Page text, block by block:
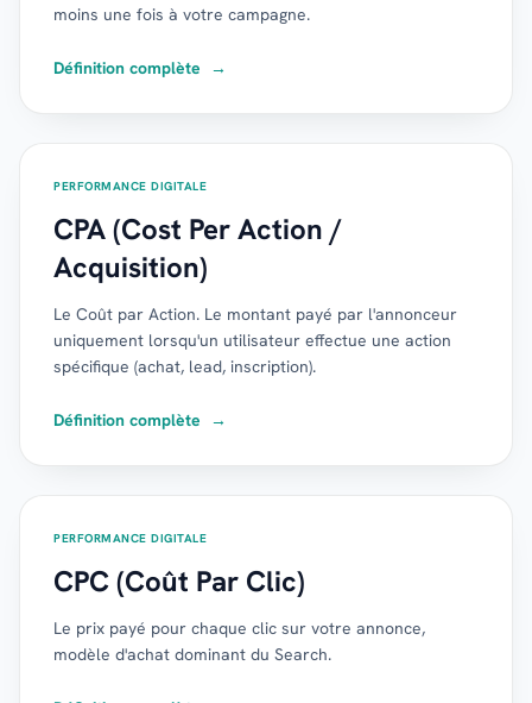
moins une fois à votre campagne.
Définition complète →
PERFORMANCE DIGITALE
CPA (Cost Per Action /
Acquisition)
Le Coût par Action. Le montant payé par l'annonceur
uniquement lorsqu'un utilisateur effectue une action
spécifique (achat, lead, inscription).
Définition complète →
PERFORMANCE DIGITALE
CPC (Coût Par Clic)
Le prix payé pour chaque clic sur votre annonce,
modèle d'achat dominant du Search.